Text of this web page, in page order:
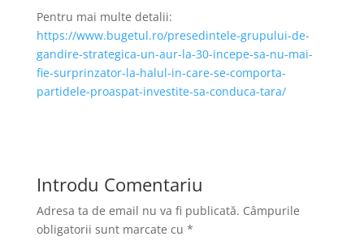
Pentru mai multe detalii:
https://www.bugetul.ro/presedintele-grupului-de-
gandire-strategica-un-aur-la-30-incepe-sa-nu-mai-
fie-surprinzator-la-halul-in-care-se-comporta-
partidele-proaspat-investite-sa-conduca-tara/
Introdu Comentariu
Adresa ta de email nu va fi publicată. Câmpurile
obligatorii sunt marcate cu *